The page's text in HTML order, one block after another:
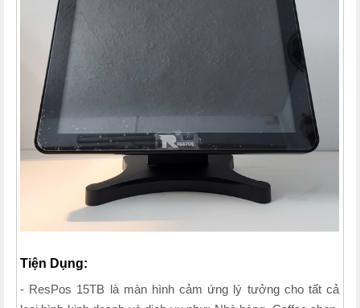
Tiện Dụng:
- ResPos 15TB là màn hình cảm ứng lý tưởng cho tất cả